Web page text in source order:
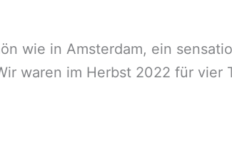
wie in Amsterdam, ein
waren im Herbst 2022 für